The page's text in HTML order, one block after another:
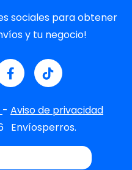
sociales para obtener
y tu negocio!
- Aviso de privacidad
Envíosperros.